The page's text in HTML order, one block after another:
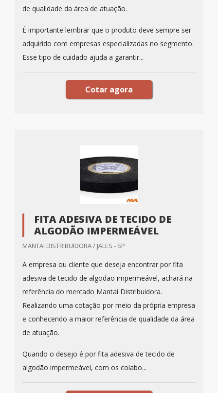
de qualidade da área de atuação.
É importante lembrar que o produto deve sempre ser
adquirido com empresas especializadas no segmento.
Esse tipo de cuidado ajuda a garantir...
Cotar agora
FITA ADESIVA DE TECIDO DE
ALGODÃO IMPERMEÁVEL
MANTAI DISTRIBUIDORA / JALES - SP
A empresa ou cliente que deseja encontrar por fita
adesiva de tecido de algodão impermeável, achará na
referência do mercado Mantai Distribuidora.
Realizando uma cotação por meio da própria empresa
e conhecendo a maior referência de qualidade da área
de atuação.
Quando o desejo é por fita adesiva de tecido de
algodão impermeável, com os colabo...